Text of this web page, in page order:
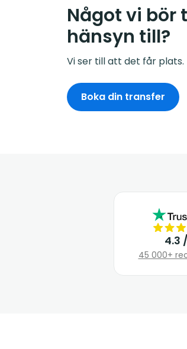
Något vi bör
hänsyn till?
Vi ser till att det får plats.
Boka din transfer
4.3
45 000+